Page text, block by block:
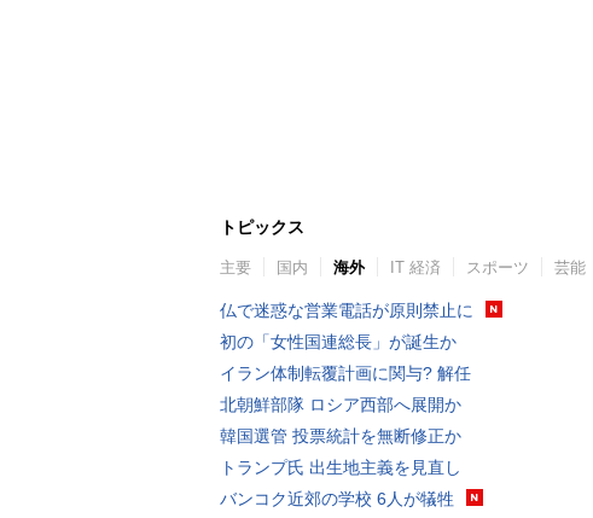
トピックス
主要 国内 海外 IT 経済 スポーツ 芸能
仏で迷惑な営業電話が原則禁止に
初の「女性国連総長」が誕生か
イラン体制転覆計画に関与? 解任
北朝鮮部隊 ロシア西部へ展開か
韓国選管 投票統計を無断修正か
トランプ氏 出生地主義を見直し
バンコク近郊の学校 6人が犠牲